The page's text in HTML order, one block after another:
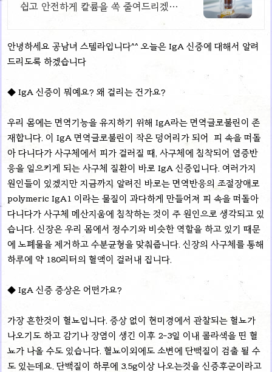
쉽고 안전하게 칼륨을 쏙 줄여드리겠습
안녕하세요 공남녀 스텔라입니다^^ 오늘은 IgA 신증에 대해서 알려
드리도록 하겠습니다
◆ IgA 신증이 뭐예요? 왜 걸리는 건가요?
우리 몸에는 면역기능을 유지하기 위해 IgA라는 면역글로불린이 존
재합니다. 이 IgA 면역글로불린이 작은 덩어리가 되어 피 속을 떠돌
아 다니다가 사구체에서 피가 걸러질 때, 사구체에 침착되어 염증반
응을 일으키게 되는 사구체 질환이 바로 IgA 신증입니다. 여러가지
원인들이 있겠지만 지금까지 알려진 바로는 면역반응의 조절장애로
polymeric IgA1 이라는 물질이 과다하게 만들어져 피 속을 떠돌아
다니다가 사구체 메산지움에 침착하는 것이 주 원인으로 생각되고 있
습니다. 신장은 우리 몸에서 정수기와 비슷한 역할을 하고 있기 때문
에 노폐물을 제거하고 수분균형을 맞춰줍니다. 신장의 사구체를 통해
하루에 약 180리터의 혈액이 걸러내 집니다.
◆ IgA 신증 증상은 어떤가요?
가장 흔한것이 혈뇨입니다. 증상 없이 현미경에서 관찰되는 혈뇨가
나오기도 하고 감기나 장염이 생긴 이후 2-3일 이내 콜라색을 띤 혈
뇨가 나올 수도 있습니다. 혈뇨이외에도 소변에 단백질이 검출 될 수
도 있는데요. 단백질이 하루에 3.5g이상 나오는것을 신증후군이라고